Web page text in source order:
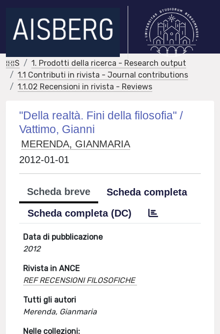
IRIS
1. Prodotti della ricerca - Research output
1.1 Contributi in rivista - Journal contributions
1.1.02 Recensioni in rivista - Reviews
"Della realtà. Fini della filosofia" /
Vattimo, Gianni
MERENDA, GIANMARIA
2012-01-01
Scheda breve
Scheda completa
Scheda completa (DC)
Data di pubblicazione
2012
Rivista in ANCE
REF RECENSIONI FILOSOFICHE
Tutti gli autori
Merenda, Gianmaria
Nelle collezioni: